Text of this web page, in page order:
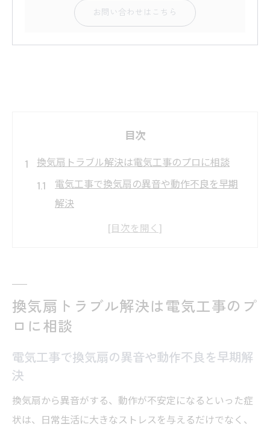
お問い合わせはこちら
目次
換気扇トラブル解決は電気工事のプロに相談
電気工事で換気扇の異音や動作不良を早期
解決
西尾の電気工事業者が行う換気扇トラブル
換気扇の不具合は電気工事の専門家への相
談が最適
本から解消
電気工事が換気扇で室内環境を守る重要な
換気扇トラブル解決は電気工事のプ
ロに相談
電気工事で換気扇の異音や動作不良を早期解
決
換気扇から異音がする、動作が不安定になるといった症
状は、日常生活に大きなストレスを与えるだけでなく、